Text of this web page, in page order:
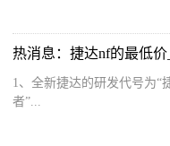
热消息：捷达nf的最低价
1、全新捷达的研发代号为“
者”...